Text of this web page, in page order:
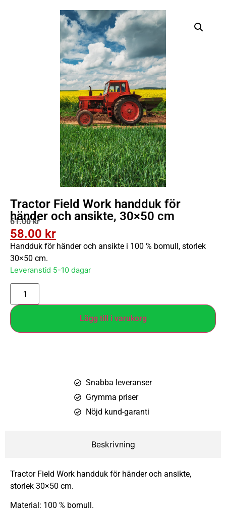
Tractor Field Work handduk för
händer och ansikte, 30×50 cm
61.00kr
58.00 kr
Handduk för händer och ansikte i 100 % bomull, storlek
30×50 cm.
Leveranstid 5-10 dagar
Lägg till i varukorg
Snabba leveranser
Grymma priser
Nöjd kund-garanti
Beskrivning
Tractor Field Work handduk för händer och ansikte,
storlek 30×50 cm.
Material: 100 % bomull.